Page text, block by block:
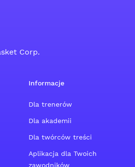
na Facebooku
na Twitterze grupy
konta na Instagramie grupy
Corp.
Informacje
Dla trenerów
Dla akademii
Dla twórców treści
Aplikacja dla Twoich
zawodników